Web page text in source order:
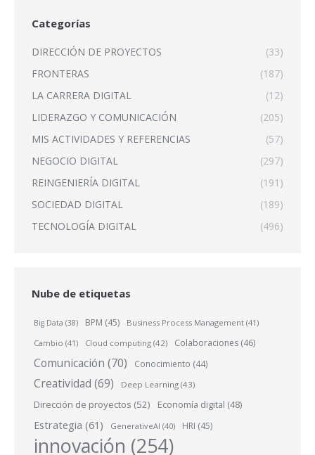
Categorías
DIRECCIÓN DE PROYECTOS
(33)
FRONTERAS
(187)
LA CARRERA DIGITAL
(12)
LIDERAZGO Y COMUNICACIÓN
(205)
MIS ACTIVIDADES Y REFERENCIAS
(57)
NEGOCIO DIGITAL
(297)
REINGENIERÍA DIGITAL
(191)
SOCIEDAD DIGITAL
(189)
TECNOLOGÍA DIGITAL
(496)
Nube de etiquetas
Big Data (38) BPM (45) Business Process Management (41)
Cambio (41) Cloud computing (42) Colaboraciones (46)
Comunicación (70) Conocimiento (44)
Creatividad (69) Deep Learning (43)
Dirección de proyectos (52) Economía digital (48)
Estrategia (61) GenerativeAI (40) HRI (45)
innovación (254)